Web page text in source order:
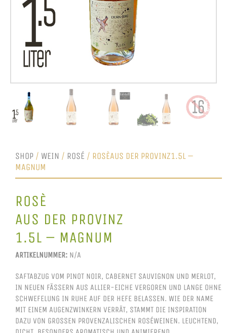
SHOP / WEIN / ROSÉ / ROSÈAUS DER PROVINZ1.5L –
MAGNUM
ROSÈ
AUS DER PROVINZ
1.5L – MAGNUM
ARTIKELNUMMER: N/A
SAFTABZUG VOM PINOT NOIR, CABERNET SAUVIGNON UND MERLOT,
IN NEUEN FÄSSERN AUS ALLIER-EICHE VERGOREN UND LANGE OHNE
SCHWEFELUNG IN RUHE AUF DER HEFE BELASSEN. WIE DER NAME
MIT EINEM AUGENZWINKERN VERRÄT, STAMMT DIE INSPIRATION
DAZU VON GROSSEN PROVENZALISCHEN ROSÉWEINEN. LEUCHTEND, D